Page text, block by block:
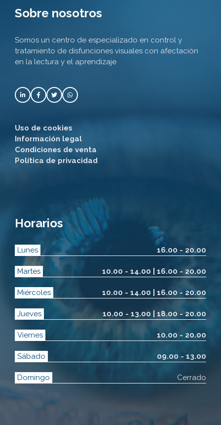
Sobre nosotros
Somos un centro de especializado en control y
tratamiento de disfunciones visuales con afectación
en la lectura y el aprendizaje
Uso de cookies
Información legal
Condiciones de venta
Política de privacidad
Horarios
Lunes 16.00 - 20.00
Martes 10.00 - 14.00 | 16.00 - 20.00
Miércoles 10.00 - 14.00 | 16.00 - 20.00
Jueves 10.00 - 13.00 | 18.00 - 20.00
Viernes 10.00 - 20.00
Sábado 09.00 - 13.00
Domingo Cerrado